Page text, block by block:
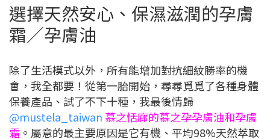
選擇天然安心、保濕滋潤的孕膚
霜／孕膚油
除了生活模式以外，所有能增加對抗細紋勝率的機
會，我全都要！從第一胎開始，尋尋覓覓了各種身體
保養產品、試了不下十種，我最後情歸
@mustela_taiwan 慕之恬廊的慕之孕孕膚油和孕膚
霜 。屬意的最主要原因是它有機、平均98%天然萃取